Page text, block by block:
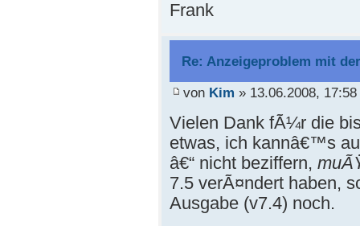
Frank
Re: Anzeigeproblem mit
von Kim » 13.06.2008, 17:58
Vielen Dank fÃ¼r die
etwas, ich kannâ€™s
â€“ nicht beziffern,
7.5 verÃ¤ndert haben,
Ausgabe (v7.4) noch.